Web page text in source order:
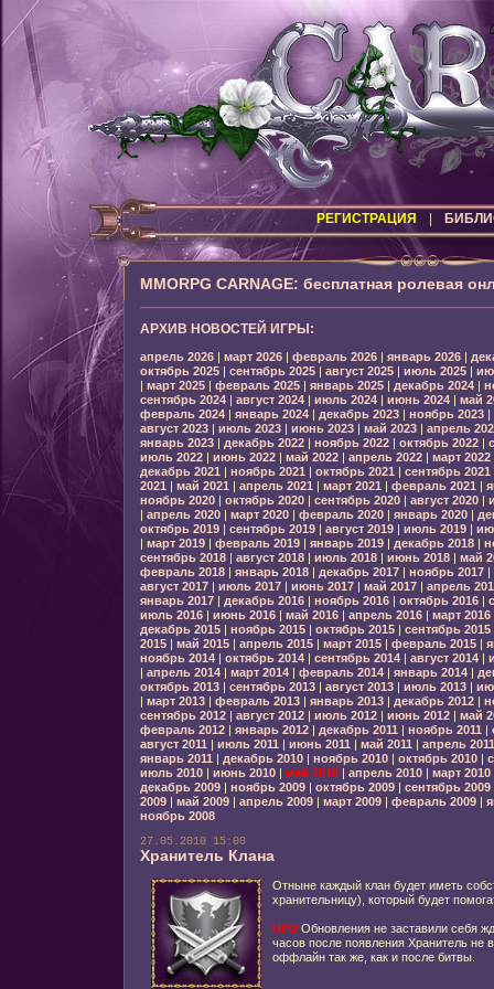
РЕГИСТРАЦИЯ
MMORPG CARNAGE: бесплатная ролевая
АРХИВ НОВОСТЕЙ ИГРЫ:
апрель 2026| март 2026| февраль 2026| январь 2026|
октябрь 2025| сентябрь 2025| август 2025| июль 2025|
| март 2025| февраль 2025| январь 2025| декабрь 2024|
сентябрь 2024| август 2024| июль 2024| июнь 2024| май
февраль 2024| январь 2024| декабрь 2023| ноябрь 2023|
август 2023| июль 2023| июнь 2023| май 2023| апрель
январь 2023| декабрь 2022| ноябрь 2022| октябрь 2022|
июль 2022| июнь 2022| май 2022| апрель 2022| март 2022
декабрь 2021 | ноябрь 2021 | октябрь 2021 | сентябрь 2021
2021 | май 2021 | апрель 2021 | март 2021 | февраль 2021 |
ноябрь 2020| октябрь 2020| сентябрь 2020| август 2020|
| апрель 2020| март 2020| февраль 2020| январь 2020|
октябрь 2019| сентябрь 2019| август 2019| июль 2019|
| март 2019| февраль 2019| январь 2019| декабрь 2018|
сентябрь 2018| август 2018| июль 2018| июнь 2018| май
февраль 2018| январь 2018| декабрь 2017| ноябрь 2017|
август 2017| июль 2017| июнь 2017| май 2017| апрель
январь 2017| декабрь 2016| ноябрь 2016| октябрь 2016|
июль 2016| июнь 2016| май 2016| апрель 2016| март 2016
декабрь 2015| ноябрь 2015| октябрь 2015| сентябрь 2015
2015| май 2015| апрель 2015| март 2015| февраль 2015|
ноябрь 2014| октябрь 2014| сентябрь 2014| август 2014|
| апрель 2014| март 2014| февраль 2014| январь 2014|
октябрь 2013| сентябрь 2013| август 2013| июль 2013|
| март 2013| февраль 2013| январь 2013| декабрь 2012|
сентябрь 2012| август 2012| июль 2012| июнь 2012| май
февраль 2012| январь 2012| декабрь 2011 | ноябрь 2011 |
август 2011 | июль 2011 | июнь 2011 | май 2011 | апрель 2011
январь 2011 | декабрь 2010| ноябрь 2010| октябрь 2010|
июль 2010| июнь 2010| май 2010| апрель 2010| март 2010
декабрь 2009| ноябрь 2009| октябрь 2009| сентябрь 2009
2009| май 2009| апрель 2009| март 2009| февраль 2009|
ноябрь 2008
27.05.2010 15:00
Хранитель Клана
Отныне каждый клан будет иметь
хранительницу), который будет
UPDОбновления не заставили себя
часов после появления Хранитель не
оффлайн так же, как и после битвы.